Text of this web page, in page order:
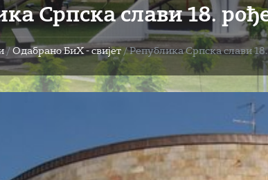
Српска слави 18.
/Одабрано БиХ - свијет /Република Српска слави